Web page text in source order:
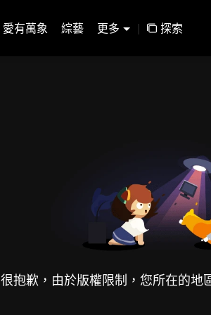
愛有萬象 綜藝 更多 | 探索
很抱歉，由於版權限制，您所在的地